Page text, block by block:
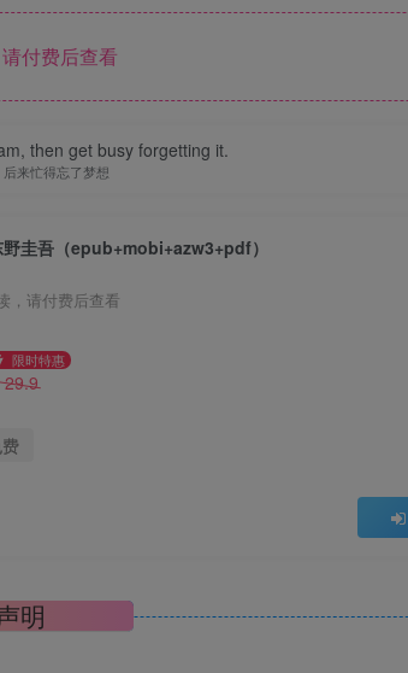
付费后查看
then get busy forgetting it.
来忙得忘了梦想
野圭吾（epub+mobi+azw3+pdf）
，请付费后查看
限时特惠
29.9
明